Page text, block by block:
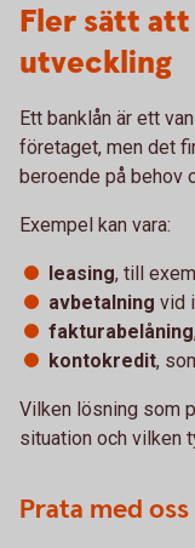
Fler sätt
utveckling
Ett banklån är ett
företaget, men det
beroende på behov
Exempel kan vara:
leasing, till
avbetalning vid
fakturabelåning
kontokredit,
Vilken lösning som
situation och vilken
Prata med